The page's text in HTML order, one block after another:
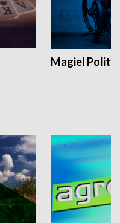
Magiel